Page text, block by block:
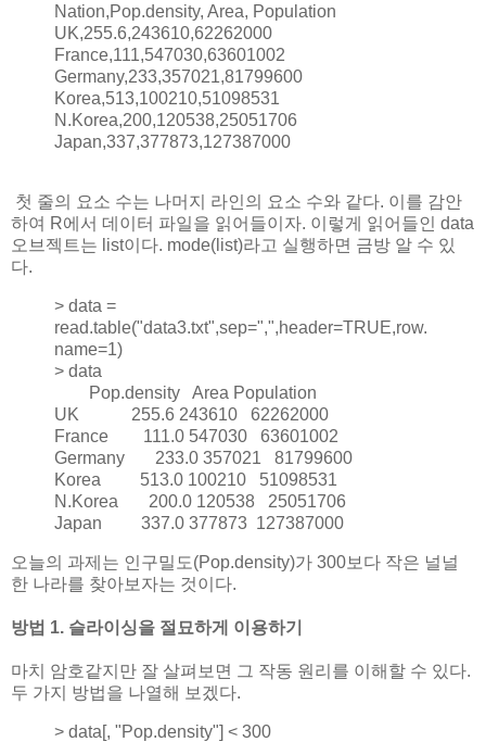
Nation,Pop.density, Area, Population
UK,255.6,243610,62262000
France,111,547030,63601002
Germany,233,357021,81799600
Korea,513,100210,51098531
N.Korea,200,120538,25051706
Japan,337,377873,127387000
첫 줄의 요소 수는 나머지 라인의 요소 수와 같다. 이를 감안
하여 R에서 데이터 파일을 읽어들이자. 이렇게 읽어들인 data
오브젝트는 list이다. mode(list)라고 실행하면 금방 알 수 있
다.
> data =
read.table("data3.txt",sep=",",header=TRUE,row.
name=1)
> data
Pop.density Area Population
UK 255.6 243610 62262000
France 111.0 547030 63601002
Germany 233.0 357021 81799600
Korea 513.0 100210 51098531
N.Korea 200.0 120538 25051706
Japan 337.0 377873 127387000
오늘의 과제는 인구밀도(Pop.density)가 300보다 작은 널널
한 나라를 찾아보자는 것이다.
방법 1. 슬라이싱을 절묘하게 이용하기
마치 암호같지만 잘 살펴보면 그 작동 원리를 이해할 수 있다.
두 가지 방법을 나열해 보겠다.
> data[, "Pop.density"] < 300